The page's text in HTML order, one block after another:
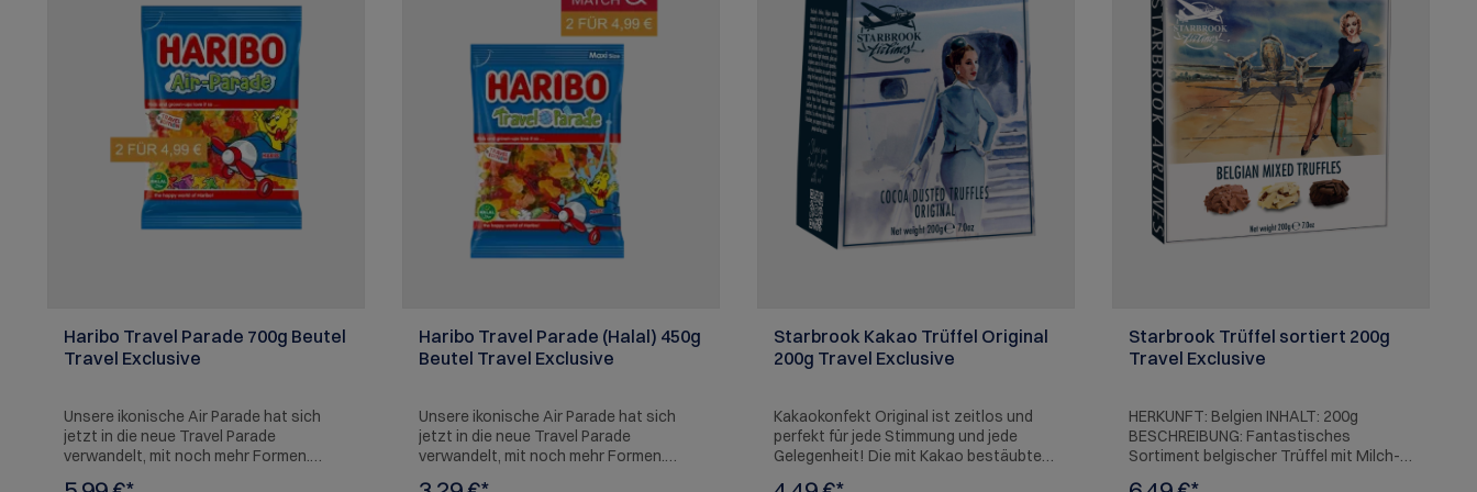
Haribo Travel Parade 700g Beutel
Travel Exclusive
Unsere ikonische Air Parade hat sich
jetzt in die neue Travel Parade
verwandelt, mit noch mehr Formen.
Haribo Travel Parade (Halal) 450g
Beutel Travel Exclusive
Unsere ikonische Air Parade hat sich
jetzt in die neue Travel Parade
verwandelt, mit noch mehr Formen.
Starbrook Kakao Trüffel Original
200g Travel Exclusive
Kakaokonfekt Original ist zeitlos und
perfekt für jede Stimmung und jede
Gelegenheit! Die mit Kakao bestäubten
Starbrook Trüffel sortiert 200g
Travel Exclusive
HERKUNFT: Belgien INHALT: 200g
BESCHREIBUNG: Fantastisches
Sortiment belgischer Trüffel mit Milch-,